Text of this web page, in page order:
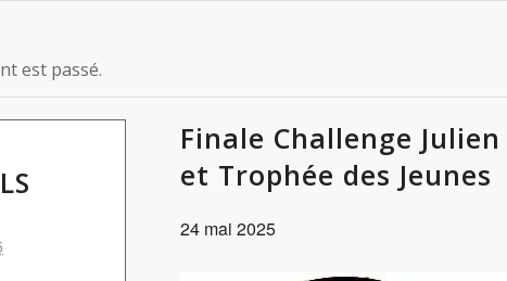
est passé.
Finale Challenge Julien
et Trophée des Jeunes
24 mai 2025